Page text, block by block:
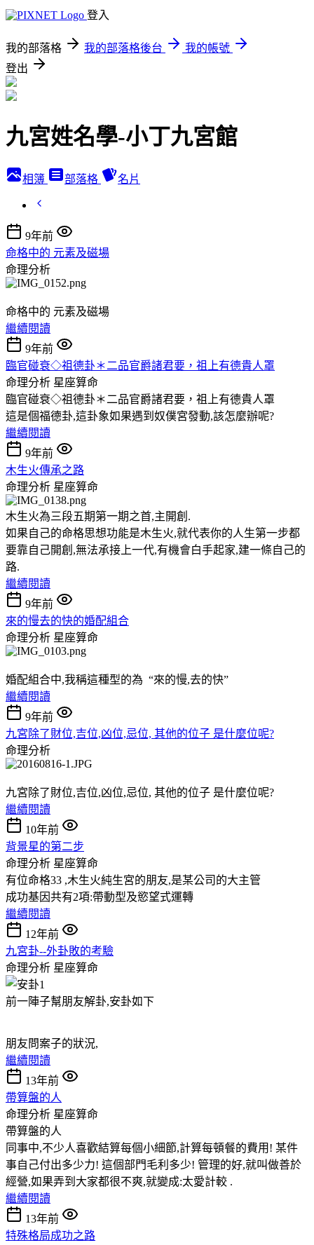
登入
我的部落格 我的部落格後台
我的帳號
登出
九宮姓名學-小丁九宮館
相簿 部落格 名片
9年前
命格中的 元素及磁場
命理分析
命格中的 元素及磁場
繼續閱讀
9年前
臨官碰衰◇祖德卦＊二品官爵諸君要，祖上有德貴人罩
命理分析 星座算命
臨官碰衰◇祖德卦＊二品官爵諸君要，祖上有德貴人罩
這是個福德卦,這卦象如果遇到奴僕宮發動,該怎麼辦呢?
繼續閱讀
9年前
木生火傳承之路
命理分析 星座算命
木生火為三段五期第一期之首,主開創.
如果自己的命格思想功能是木生火,就代表你的人生第一步都
要靠自己開創,無法承接上一代,有機會白手起家,建一條自己的
路.
繼續閱讀
9年前
來的慢去的快的婚配組合
命理分析 星座算命
婚配組合中,我稱這種型的為 “來的慢,去的快”
繼續閱讀
9年前
九宮除了財位,吉位,凶位,忌位, 其他的位子 是什麼位呢?
命理分析
九宮除了財位,吉位,凶位,忌位, 其他的位子 是什麼位呢?
繼續閱讀
10年前
背景星的第二步
命理分析 星座算命
有位命格33 ,木生火純生宮的朋友,是某公司的大主管
成功基因共有2項:帶動型及慾望式運轉
繼續閱讀
12年前
九宮卦--外卦敗的考驗
命理分析 星座算命
前一陣子幫朋友解卦,安卦如下
朋友問案子的狀況,
繼續閱讀
13年前
帶算盤的人
命理分析 星座算命
帶算盤的人
同事中,不少人喜歡結算每個小細節,計算每頓餐的費用! 某件
事自己付出多少力! 這個部門毛利多少! 管理的好,就叫做善於
經營,如果弄到大家都很不爽,就變成:太愛計較 .
繼續閱讀
13年前
特殊格局成功之路